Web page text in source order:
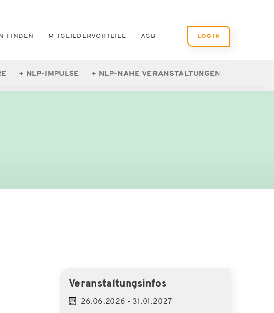
NLP-IMPULSE NLP-NAHE VERANSTALTUNGEN
FINDEN MITGLIEDERVORTEILE AGB LOGIN
Veranstaltungsinfos
26.06.2026 - 31.01.2027